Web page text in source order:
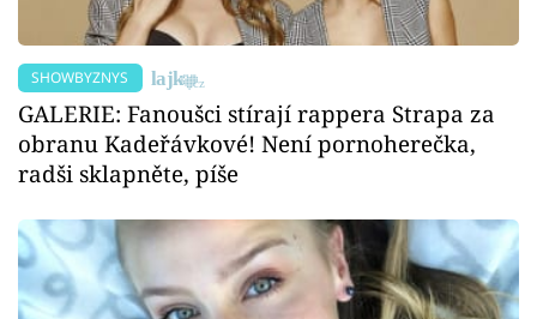
SHOWBYZNYS
GALERIE: Fanoušci stírají rappera Strapa za
obranu Kadeřávkové! Není pornoherečka,
radši sklapněte, píše